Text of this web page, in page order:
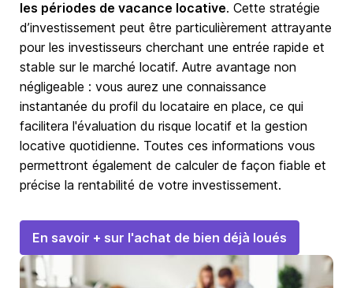
les périodes de vacance locative. Cette stratégie
d’investissement peut être particulièrement attrayante
pour les investisseurs cherchant une entrée rapide et
stable sur le marché locatif. Autre avantage non
négligeable : vous aurez une connaissance
instantanée du profil du locataire en place, ce qui
facilitera l'évaluation du risque locatif et la gestion
locative quotidienne. Toutes ces informations vous
permettront également de calculer de façon fiable et
précise la rentabilité de votre investissement.
En savoir + sur l'achat de bien déjà loués